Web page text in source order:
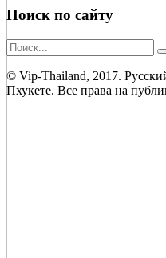
Поиск по сайту
© Vip-Thailand, 2017.
Пхукете. Все права на